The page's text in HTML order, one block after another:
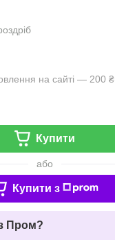
на сайті — 200 ₴
Купити
або
Купити з
Пром?